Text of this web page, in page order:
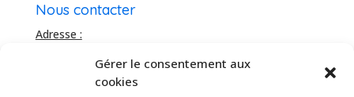
Gérer le consentement aux
cookies
Nous contacter
Adresse :
20 rue de la Roussataïo
34 740 Vendargues, France